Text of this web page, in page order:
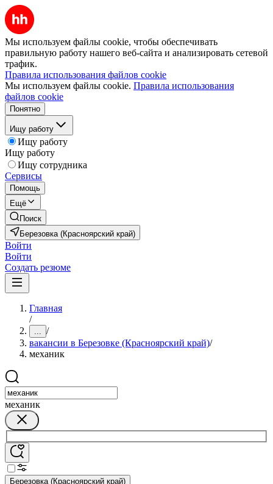
Мы используем файлы cookie, чтобы обеспечивать
правильную работу нашего веб-сайта и анализировать сетевой
трафик.
Правила использования файлов cookie
Мы используем файлы cookie. Правила использования
файлов cookie
Понятно
Ищу работу
Ищу работу
Ищу работу
Ищу сотрудника
Сервисы
Помощь
Ещё
Поиск
Березовка (Красноярский край)
Войти
Войти
Создать резюме
Главная
/
... /
вакансии в Березовке (Красноярский край)/
механик
механик
Березовка (Красноярский край)